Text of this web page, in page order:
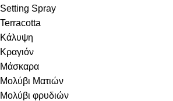
Setting Spray
Terracotta
Κάλυψη
Κραγιόν
Μάσκαρα
Μολύβι Ματιών
Μολύβι φρυδιών